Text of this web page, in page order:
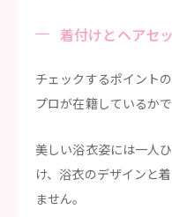
着付けとヘアセ
チェックするポイント
プロが在籍しているかで
美しい浴衣姿には一人
け、浴衣のデザインと
ません。